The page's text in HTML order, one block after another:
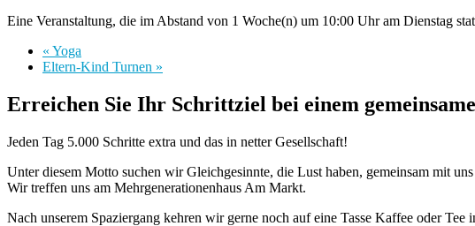
Eine Veranstaltung, die im Abstand von 1 Woche(n) um 10:00 Uhr am Dienstag
« Yoga
Eltern-Kind Turnen »
Erreichen Sie Ihr Schrittziel bei einem
Jeden Tag 5.000 Schritte extra und das in netter Gesellschaft!
Unter diesem Motto suchen wir Gleichgesinnte, die Lust haben, gemeinsam mit
Wir treffen uns am Mehrgenerationenhaus Am Markt.
Nach unserem Spaziergang kehren wir gerne noch auf eine Tasse Kaffee oder Tee